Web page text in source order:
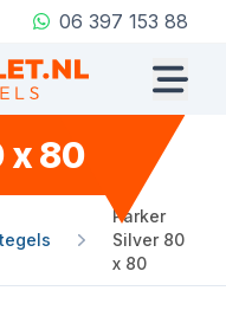
06 397 153 88
x 80
Parker
Silver 80
x 80